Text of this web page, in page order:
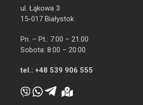
ul. Łąkowa 3
15-017 Białystok
Pn. – Pt.: 7:00 – 21:00
Sobota: 8:00 – 20:00
tel.: +48 539 906 555